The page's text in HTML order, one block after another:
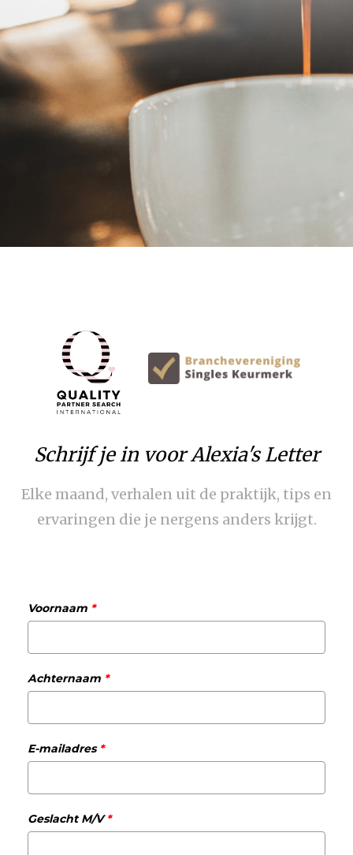
Schrijf je in voor Alexia's Letter
Elke maand, verhalen uit de praktijk, tips en
ervaringen die je nergens anders krijgt.
Voornaam *
Achternaam *
E-mailadres*
Geslacht M/V*